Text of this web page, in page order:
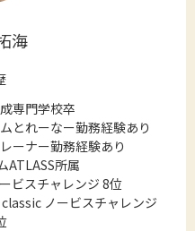
海
専門学校卒
とれーなー勤務経験あり
ーナー勤務経験あり
ATLASS所属
ビスチャレンジ 8位
ノービスチャレンジ